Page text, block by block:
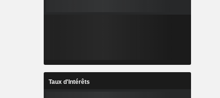
Taux d'Intérêts